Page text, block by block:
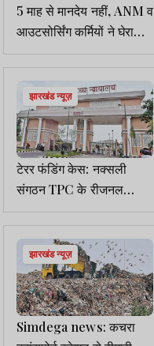
5 माह से मानदेय नहीं, ANM व
आउटसोर्सिंग कर्मियों ने घेरा
सिविल सर्जन कार्यालय
झारखंड न्यूज़
टेरर फंडिंग केस: नक्सली
संगठन TPC के रीजनल
कमांडर कोहराम को नहीं मिली
हाईकोर्ट से बेल
झारखंड न्यूज़
Simdega news: कचरा